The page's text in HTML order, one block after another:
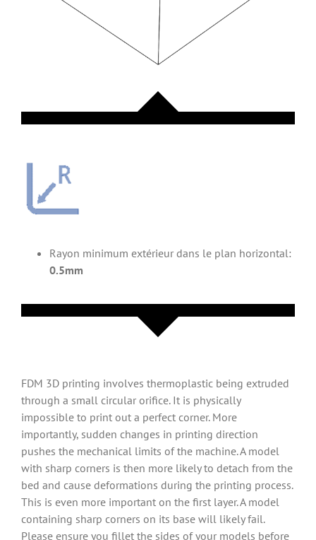
Rayon minimum extérieur dans le plan horizontal:
0.5mm
FDM 3D printing involves thermoplastic being extruded
through a small circular orifice. It is physically
impossible to print out a perfect corner. More
importantly, sudden changes in printing direction
pushes the mechanical limits of the machine. A model
with sharp corners is then more likely to detach from the
bed and cause deformations during the printing process.
This is even more important on the first layer. A model
containing sharp corners on its base will likely fail.
Please ensure you fillet the sides of your models before